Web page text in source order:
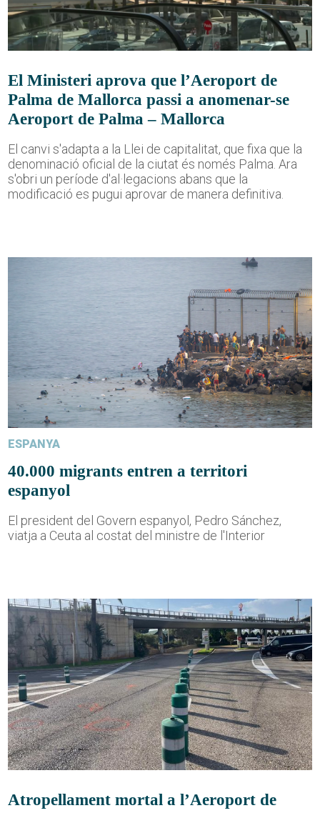
El Ministeri aprova que l’Aeroport de
Palma de Mallorca passi a anomenar-se
Aeroport de Palma – Mallorca
El canvi s'adapta a la Llei de capitalitat, que fixa que la
denominació oficial de la ciutat és només Palma. Ara
s'obri un període d'al·legacions abans que la
modificació es pugui aprovar de manera definitiva.
ESPANYA
40.000 migrants entren a territori
espanyol
El president del Govern espanyol, Pedro Sánchez,
viatja a Ceuta al costat del ministre de l'Interior
Atropellament mortal a l’Aeroport de